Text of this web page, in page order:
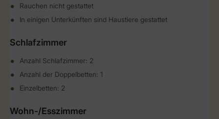
Rauchen nicht gestattet
In einigen Unterkünften sind Haustiere gestattet
Schlafzimmer
Anzahl Schlafzimmer: 2
Anzahl der Doppelbetten: 1
Einzelbetten: 2
Wohn-/Esszimmer